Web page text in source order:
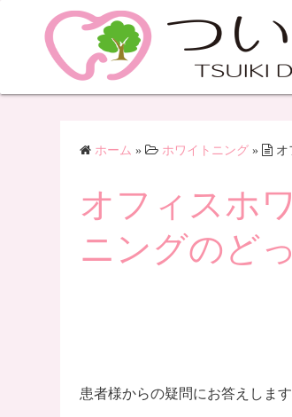
ホーム » ホワイトニング » オ
オフィスホ
ニングのど
患者様からの疑問にお答えします